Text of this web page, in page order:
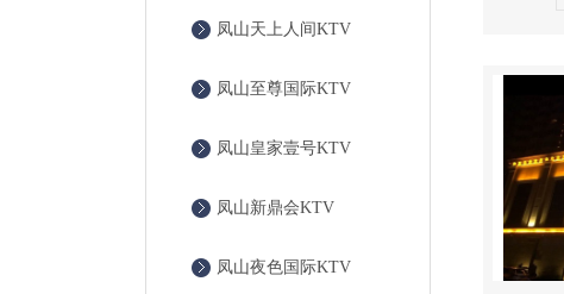
凤山天上人间KTV
凤山至尊国际KTV
凤山皇家壹号KTV
凤山新鼎会KTV
凤山夜色国际KTV